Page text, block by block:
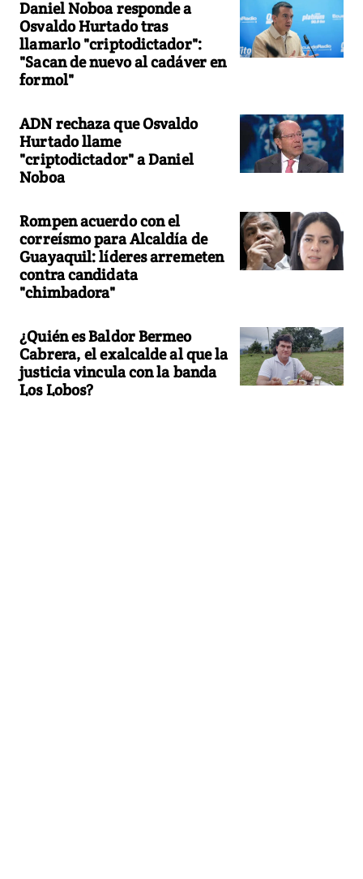
Daniel Noboa responde a
Osvaldo Hurtado tras
llamarlo "criptodictador":
"Sacan de nuevo al cadáver en
formol"
ADN rechaza que Osvaldo
Hurtado llame
"criptodictador" a Daniel
Noboa
Rompen acuerdo con el
correísmo para Alcaldía de
Guayaquil: líderes arremeten
contra candidata
"chimbadora"
¿Quién es Baldor Bermeo
Cabrera, el exalcalde al que la
justicia vincula con la banda
Los Lobos?